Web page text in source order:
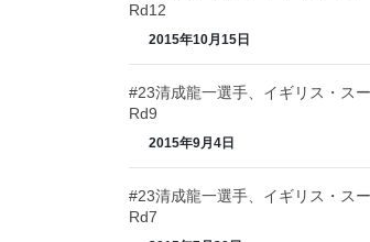
Rd12
2015年10月15日
#23清成龍一選手、イギリス・ス
Rd9
2015年9月4日
#23清成龍一選手、イギリス・ス
Rd7